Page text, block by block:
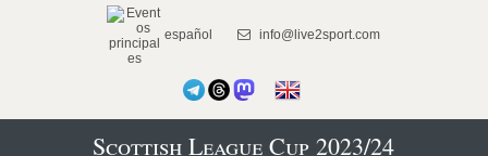
español info@live2sport.com
Scottish League Cup 2023/24